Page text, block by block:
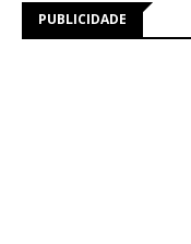
PUBLICIDADE